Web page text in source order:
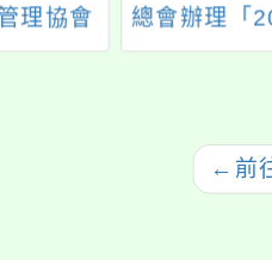
理協會
夏令
總會辦理「
屆全國心智
藝大賽」活
家長踴躍報
← 前